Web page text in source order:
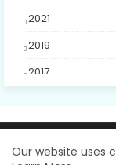
2021
2019
2017
2015
2014
Our website uses